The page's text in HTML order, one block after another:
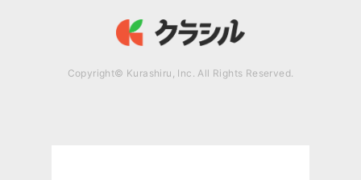
Copyright© Kurashiru, Inc. All Rights Reserved.